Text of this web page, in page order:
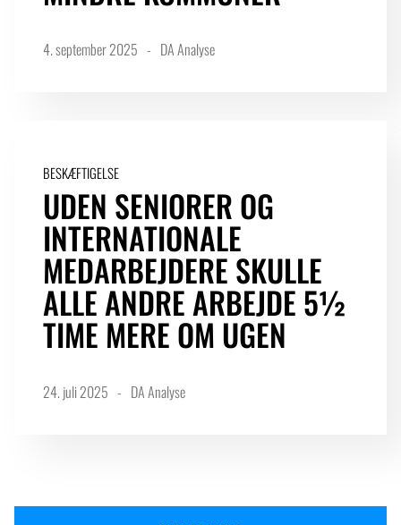
4. september 2025 DA Analyse
BESKÆFTIGELSE
UDEN SENIORER OG
INTERNATIONALE
MEDARBEJDERE SKULLE
ALLE ANDRE ARBEJDE 5½
TIME MERE OM UGEN
24. juli 2025 DA Analyse